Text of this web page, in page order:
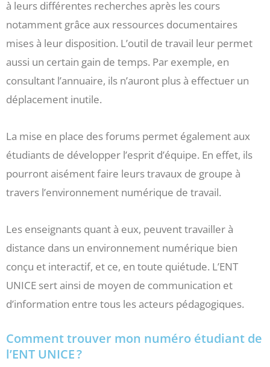
à leurs différentes recherches après les cours
notamment grâce aux ressources documentaires
mises à leur disposition. L’outil de travail leur permet
aussi un certain gain de temps. Par exemple, en
consultant l’annuaire, ils n’auront plus à effectuer un
déplacement inutile.
La mise en place des forums permet également aux
étudiants de développer l’esprit d’équipe. En effet, ils
pourront aisément faire leurs travaux de groupe à
travers l’environnement numérique de travail.
Les enseignants quant à eux, peuvent travailler à
distance dans un environnement numérique bien
conçu et interactif, et ce, en toute quiétude. L’ENT
UNICE sert ainsi de moyen de communication et
d’information entre tous les acteurs pédagogiques.
Comment trouver mon numéro étudiant de
l’ENT UNICE ?